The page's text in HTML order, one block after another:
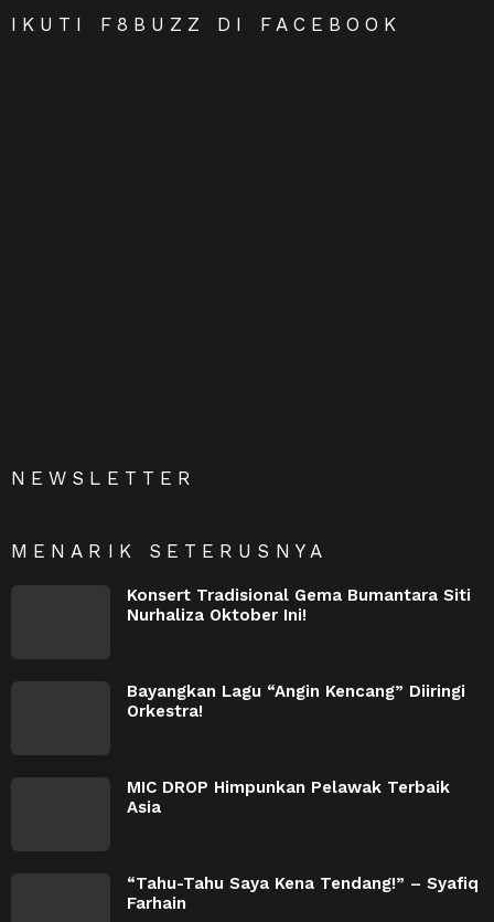
IKUTI F8BUZZ DI FACEBOOK
NEWSLETTER
MENARIK SETERUSNYA
Konsert Tradisional Gema Bumantara Siti
Nurhaliza Oktober Ini!
Bayangkan Lagu “Angin Kencang” Diiringi
Orkestra!
MIC DROP Himpunkan Pelawak Terbaik
Asia
“Tahu-Tahu Saya Kena Tendang!” – Syafiq
Farhain